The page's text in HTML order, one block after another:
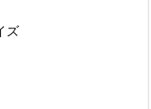
ズ